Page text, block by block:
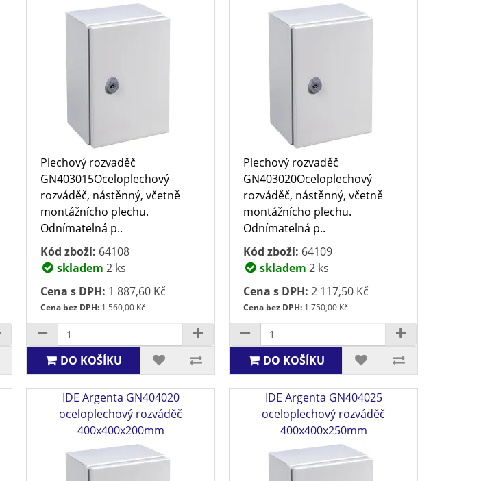
Plechový rozvaděč
GN403015Oceloplechový
rozváděč, nástěnný, včetně
montážnícho plechu.
Odnímatelná p..
Kód zboží: 64108
skladem 2 ks
Cena s DPH: 1 887,60 Kč
Cena bez DPH: 1 560,00 Kč
DO KOŠÍKU
Plechový rozvaděč
GN403020Oceloplechový
rozváděč, nástěnný, včetně
montážnícho plechu.
Odnímatelná p..
Kód zboží: 64109
skladem 2 ks
Cena s DPH: 2 117,50 Kč
Cena bez DPH: 1 750,00 Kč
DO KOŠÍKU
IDE Argenta GN404020
oceloplechový rozváděč
400x400x200mm
IDE Argenta GN404025
oceloplechový rozváděč
400x400x250mm